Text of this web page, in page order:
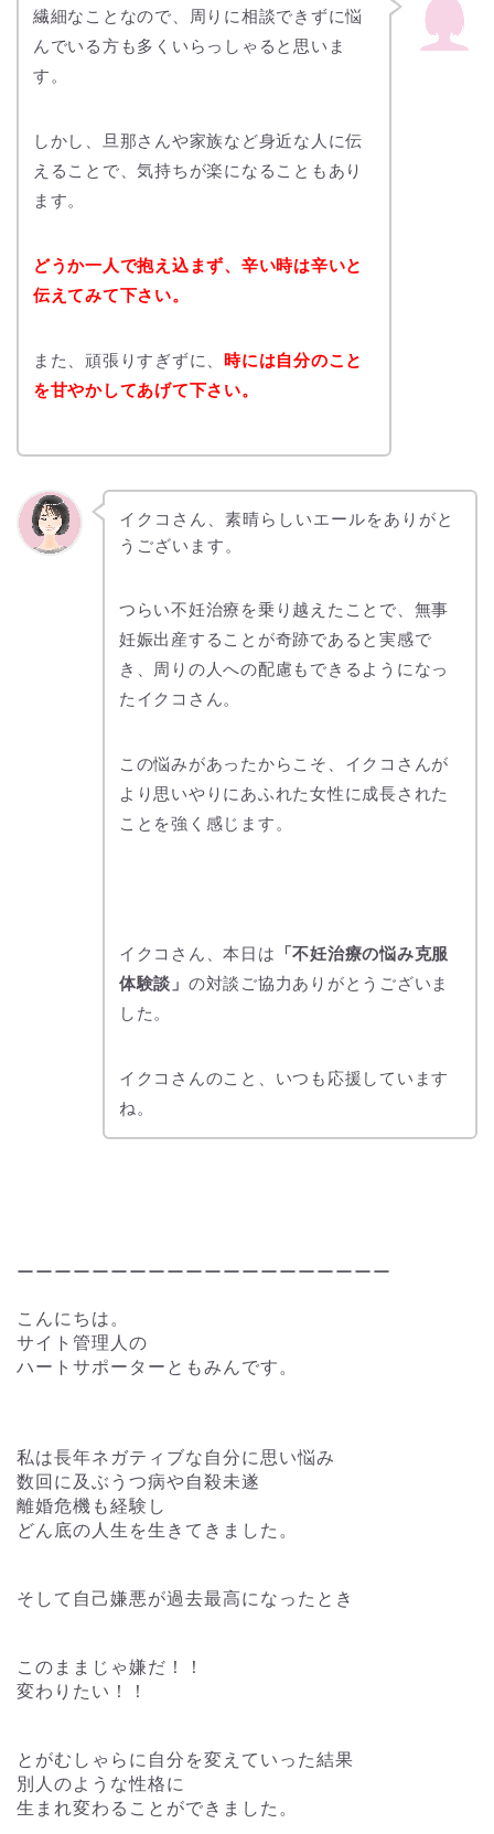
繊細なことなので、周りに相談できずに悩
んでいる方も多くいらっしゃると思いま
す。
しかし、旦那さんや家族など身近な人に伝
えることで、気持ちが楽になることもあり
ます。
どうか一人で抱え込まず、辛い時は辛いと
伝えてみて下さい。
また、頑張りすぎずに、 時には自分のこと
を甘やかしてあげて下さい。
イクコさん、素晴らしいエールをありがと
うございます。
つらい不妊治療を乗り越えたことで、無事
妊娠出産することが奇跡であると実感で
き、周りの人への配慮もできるようになっ
たイクコさん。
この悩みがあったからこそ、イクコさんが
より思いやりにあふれた女性に成長された
ことを強く感じます。
イクコさん、本日は 「不妊治療の悩み克服
体験談」 の対談ご協力ありがとうございま
した。
イクコさんのこと、いつも応援しています
ね。
ーーーーーーーーーーーーーーーーーーーー
こんにちは。
サイト管理人の
ハートサポーターともみんです。
私は長年ネガティブな自分に思い悩み
数回に及ぶうつ病や自殺未遂
離婚危機も経験し
どん底の人生を生きてきました。
そして自己嫌悪が過去最高になったとき
このままじゃ嫌だ！！
変わりたい！！
とがむしゃらに自分を変えていった結果
別人のような性格に
生まれ変わることができました。